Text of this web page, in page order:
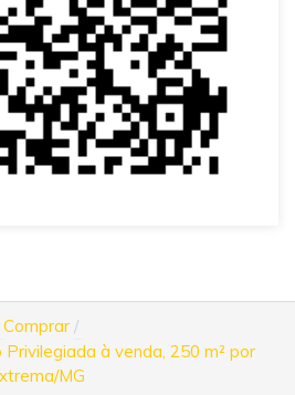
Comprar
à venda, 250 m² por
MG